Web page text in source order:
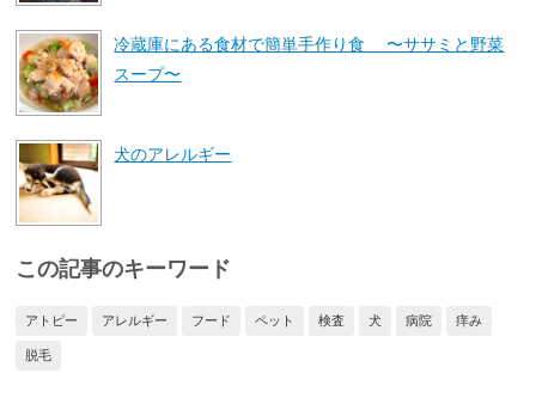
冷蔵庫にある食材で簡単手作り食 〜ササミと野菜
スープ〜
犬のアレルギー
この記事のキーワード
アトピー アレルギー フード ペット 検査 犬 病院 痒み
脱毛